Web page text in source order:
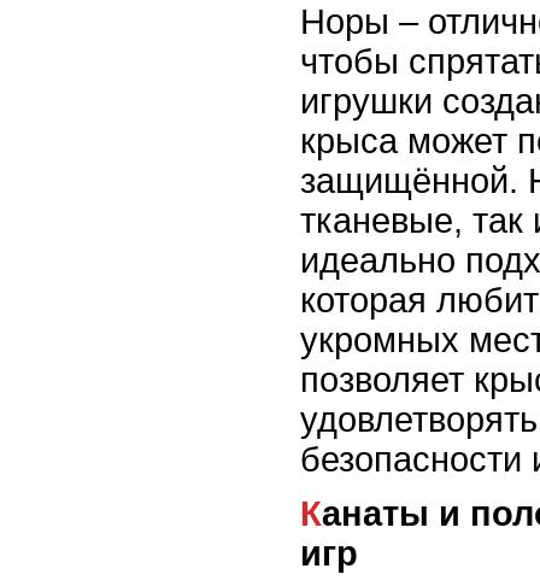
Норы –
чтобы
игрушки
крыса может
защищённой.
тканевые, так
идеально
которая
укромных
позволяет
безопасности
Канаты и полочки: для активных
игр